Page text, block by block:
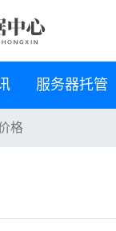
服务器托管
格